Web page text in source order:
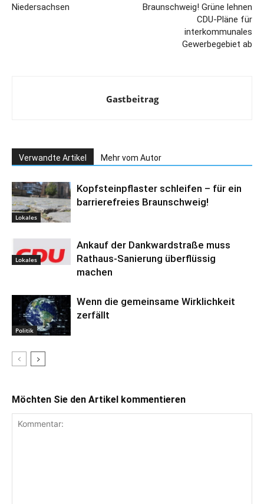
Niedersachsen
Braunschweig! Grüne lehnen
CDU-Pläne für
interkommunales
Gewerbegebiet ab
Gastbeitrag
Verwandte Artikel Mehr vom Autor
Lokales
Kopfsteinpflaster schleifen – für ein
barrierefreies Braunschweig!
Lokales
Ankauf der Dankwardstraße muss
Rathaus-Sanierung überflüssig
machen
Politik
Wenn die gemeinsame Wirklichkeit
zerfällt
Möchten Sie den Artikel kommentieren